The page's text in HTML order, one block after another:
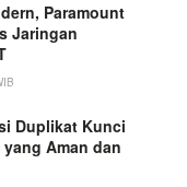
Paramount
Jaringan
Duplikat Kunci
Aman dan